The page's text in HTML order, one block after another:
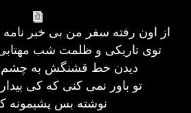
از اون رفته سفر من بی خبر نامه
توی تاریکی و ظلمت شب مهتابی
دیدن خط قشنگش به چشم
تو باور نمی کنی که کی
نوشته بس پشیمونه